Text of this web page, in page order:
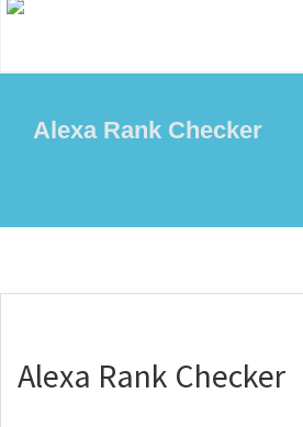
Alexa Rank Checker
Alexa Rank Checker